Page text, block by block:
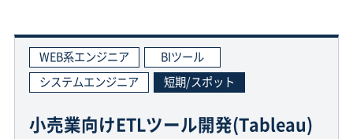
WEB系エンジニア
BIツール
システムエンジニア
短期/スポット
小売業向けETLツール開発(Tableau)